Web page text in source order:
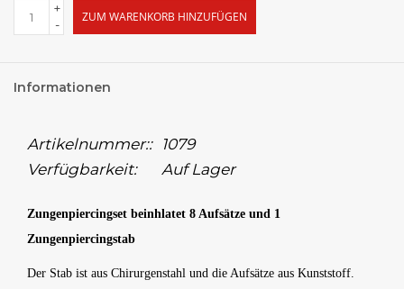
+
-
ZUM WARENKORB HINZUFÜGEN
Informationen
Artikelnummer::
1079
Verfügbarkeit:
Auf Lager
Zungenpiercingset beinhlatet 8 Aufsätze und 1
Zungenpiercingstab
Der Stab ist aus Chirurgenstahl und die Aufsätze aus Kunststoff.